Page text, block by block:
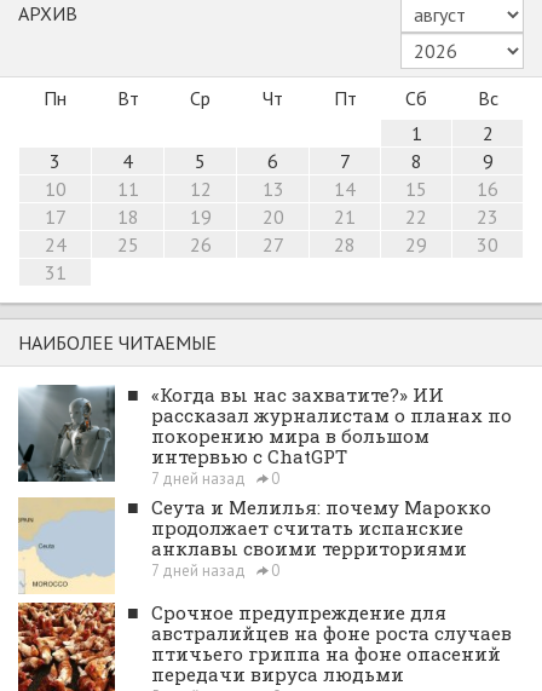
АРХИВ
Пн Вт Ср Чт Пт Сб
Вс
1
2
3
4 5 6 7 8
9
10
11 12 13 14 15
16
17
18 19 20 21 22
23
24
25 26 27 28 29
30
31
НАИБОЛЕЕ ЧИТАЕМЫЕ
■ «Когда вы нас захватите?» ИИ
рассказал журналистам о планах по
покорению мира в большом
интервью с ChatGPT
7 дней назад 0
■ Сеута и Мелилья: почему Марокко
продолжает считать испанские
анклавы своими территориями
7 дней назад 0
■ Срочное предупреждение для
австралийцев на фоне роста случаев
птичьего гриппа на фоне опасений
передачи вируса людьми